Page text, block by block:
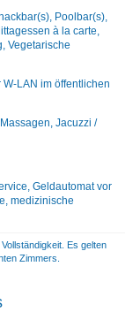
Poolbar(s),
à la carte,
Vegetarische
LAN im öffentlichen
Jacuzzi /
Geldautomat vor
medizinische
Es gelten
Zimmers.